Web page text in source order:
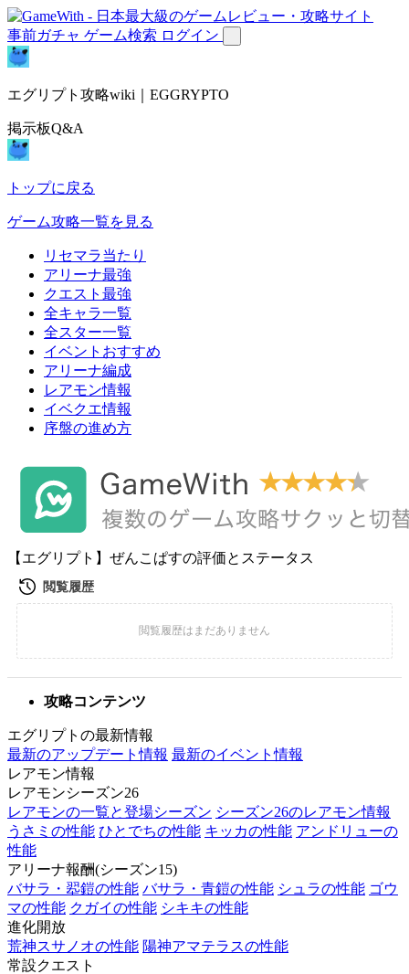
事前ガチャ ゲーム検索 ログイン
エグリプト攻略wiki｜EGGRYPTO
掲示板Q&A
トップに戻る
ゲーム攻略一覧を見る
リセマラ当たり
アリーナ最強
クエスト最強
全キャラ一覧
全スター一覧
イベントおすすめ
アリーナ編成
レアモン情報
イベクエ情報
序盤の進め方
【エグリプト】ぜんこぱすの評価とステータス
攻略コンテンツ
エグリプトの最新情報
最新のアップデート情報 最新のイベント情報
レアモン情報
レアモンシーズン26
レアモンの一覧と登場シーズン シーズン26のレアモン情報
うさミの性能 ひとでちの性能 キッカの性能 アンドリューの
性能
アリーナ報酬(シーズン15)
バサラ・翆鎧の性能 バサラ・青鎧の性能 シュラの性能 ゴウ
マの性能 クガイの性能 シキキの性能
進化開放
荒神スサノオの性能 陽神アマテラスの性能
常設クエスト